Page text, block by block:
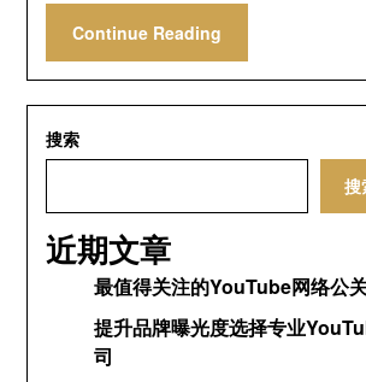
Continue Reading
搜索
搜
近期文章
最值得关注的YouTube网络公
提升品牌曝光度选择专业
司